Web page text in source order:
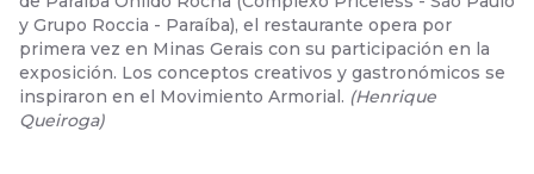
y Grupo Roccia - Paraíba), el restaurante opera por
primera vez en Minas Gerais con su participación en la
exposición. Los conceptos creativos y gastronómicos se
inspiraron en el Movimiento Armorial. (Henrique
Queiroga)